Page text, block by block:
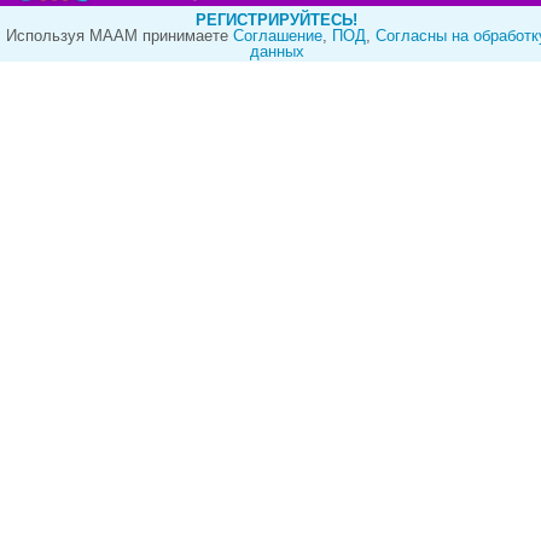
РЕГИСТРИРУЙТЕСЬ!
Используя МААМ принимаете Cоглашение, ПОД, Согласны на
данных